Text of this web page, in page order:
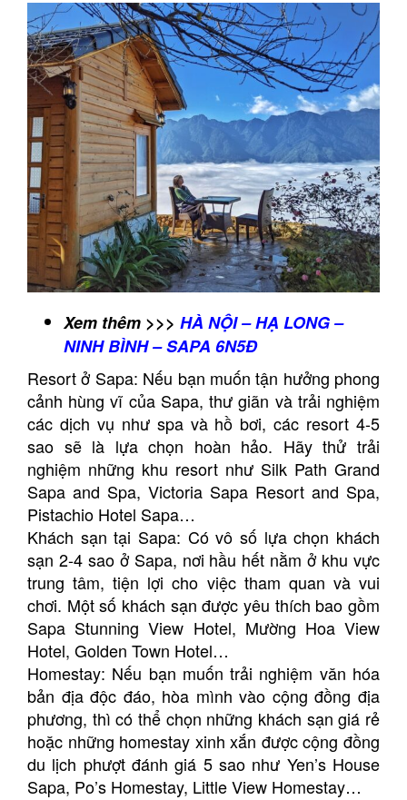
Xem thêm >>> HÀ NỘI – HẠ LONG –
NINH BÌNH – SAPA 6N5Đ
Resort ở Sapa: Nếu bạn muốn tận hưởng phong
cảnh hùng vĩ của Sapa, thư giãn và trải nghiệm
các dịch vụ như spa và hồ bơi, các resort 4-5
sao sẽ là lựa chọn hoàn hảo. Hãy thử trải
nghiệm những khu resort như Silk Path Grand
Sapa and Spa, Victoria Sapa Resort and Spa,
Pistachio Hotel Sapa…
Khách sạn tại Sapa: Có vô số lựa chọn khách
sạn 2-4 sao ở Sapa, nơi hầu hết nằm ở khu vực
trung tâm, tiện lợi cho việc tham quan và vui
chơi. Một số khách sạn được yêu thích bao gồm
Sapa Stunning View Hotel, Mường Hoa View
Hotel, Golden Town Hotel…
Homestay: Nếu bạn muốn trải nghiệm văn hóa
bản địa độc đáo, hòa mình vào cộng đồng địa
phương, thì có thể chọn những khách sạn giá rẻ
hoặc những homestay xinh xắn được cộng đồng
du lịch phượt đánh giá 5 sao như Yen’s House
Sapa, Po’s Homestay, Little View Homestay…